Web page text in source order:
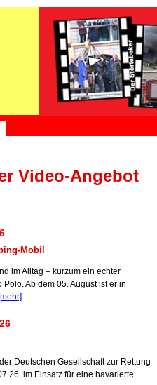
Video-Angebot
Mobil
im Alltag – kurzum ein echter
Ab dem 05. August ist er in
Deutschen Gesellschaft zur Rettung
im Einsatz für eine havarierte